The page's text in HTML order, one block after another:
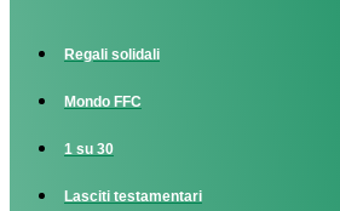
Regali solidali
Mondo FFC
1 su 30
Lasciti testamentari